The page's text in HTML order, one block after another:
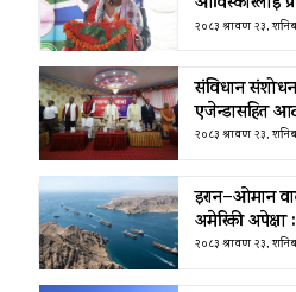
२०८३ श्रावण २३,
संविधान
एजेन्डासहित आठ
२०८३ श्रावण २३,
इरान–ओमान
अमेरिकी अपेक्षा :
२०८३ श्रावण २३,